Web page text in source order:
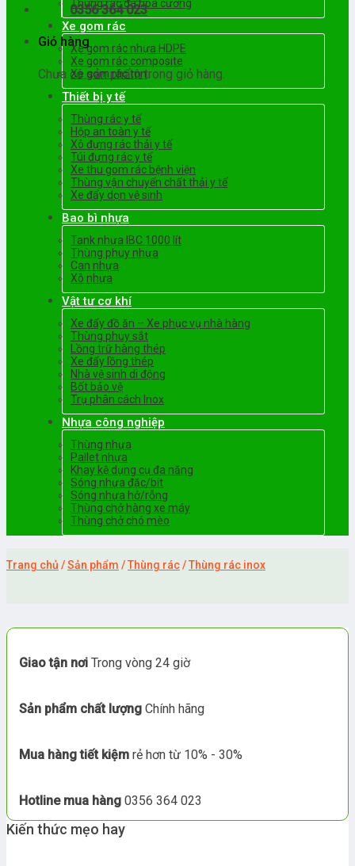
0356 364 023
Giỏ hàng
Chưa có sản phẩm trong giỏ hàng.
Thùng rác đá hoa cương
Xe gom rác
Xe gom rác nhựa HDPE
Xe gom rác composite
Xe gom rác tôn
Thiết bị y tế
Thùng rác y tế
Hộp an toàn y tế
Xô đựng rác thải y tế
Túi đựng rác y tế
Xe thu gom rác bệnh viện
Thùng vận chuyển chất thải y tế
Xe đẩy dọn vệ sinh
Bao bì nhựa
Tank nhựa IBC 1000 lít
Thùng phuy nhựa
Can nhựa
Xô nhựa
Vật tư cơ khí
Xe đẩy đồ ăn – Xe phục vụ nhà hàng
Thùng phuy sắt
Lồng trữ hàng thép
Xe đẩy lồng thép
Nhà vệ sinh di động
Bốt bảo vệ
Trụ phân cách Inox
Nhựa công nghiệp
Thùng nhựa
Pallet nhựa
Khay kệ dụng cụ đa năng
Sóng nhựa đặc/bít
Sóng nhựa hở/rỗng
Thùng chở hàng xe máy
Thùng chở chó mèo
Trang chủ /Sản phẩm /Thùng rác/Thùng rác inox
Giao tận nơi Trong vòng 24 giờ
Sản phẩm chất lượng Chính hãng
Mua hàng tiết kiệm rẻ hơn từ 10% - 30%
Hotline mua hàng 0356 364 023
Kiến thức mẹo hay